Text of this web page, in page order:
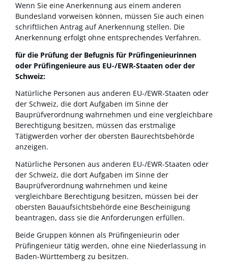
Wenn Sie eine Anerkennung aus einem anderen
Bundesland vorweisen können, müssen Sie auch einen
schriftlichen Antrag auf Anerkennung stellen. Die
Anerkennung erfolgt ohne entsprechendes Verfahren.
für die Prüfung der Befugnis für Prüfingenieurinnen
oder Prüfingenieure aus EU-/EWR-Staaten oder der
Schweiz:
Natürliche Personen aus anderen EU-/EWR-Staaten oder
der Schweiz, die dort Aufgaben im Sinne der
Bauprüfverordnung wahrnehmen und eine vergleichbare
Berechtigung besitzen, müssen das erstmalige
Tätigwerden vorher der obersten Baurechtsbehörde
anzeigen.
Natürliche Personen aus anderen EU-/EWR-Staaten oder
der Schweiz, die dort Aufgaben im Sinne der
Bauprüfverordnung wahrnehmen und keine
vergleichbare Berechtigung besitzen, müssen bei der
obersten Bauaufsichtsbehörde eine Bescheinigung
beantragen, dass sie die Anforderungen erfüllen.
Beide Gruppen können als Prüfingenieurin oder
Prüfingenieur tätig werden, ohne eine Niederlassung in
Baden-Württemberg zu besitzen.